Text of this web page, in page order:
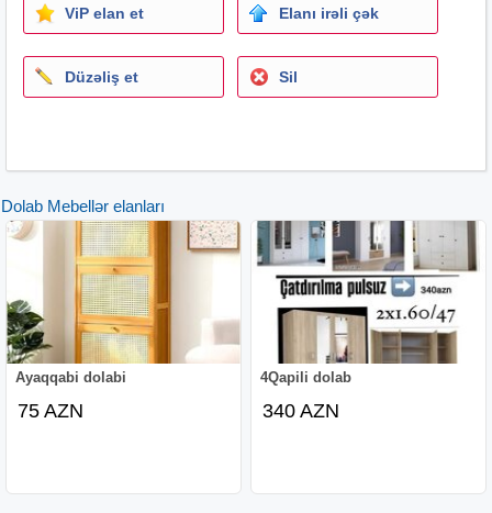
ViP elan et Elanı irəli çək
Düzəliş et Sil
Dolab Mebellər elanları
Ayaqqabi dolabi
75 AZN
4Qapili dolab
340 AZN